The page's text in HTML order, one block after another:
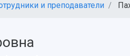
и преподаватели